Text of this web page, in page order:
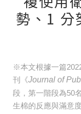
勢、1 分
※本文根據一篇
刊《Journal of
段，第一階段為50
生棉的反應與滿意度